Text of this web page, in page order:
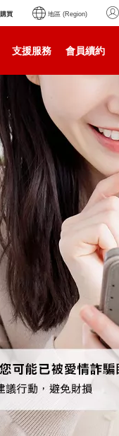
購買 地區 (Region)
支援服務 會員續約